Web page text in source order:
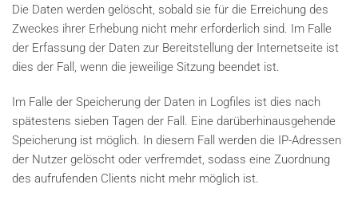
Die Daten werden gelöscht, sobald sie für die Erreichung des
Zweckes ihrer Erhebung nicht mehr erforderlich sind. Im Falle
der Erfassung der Daten zur Bereitstellung der Internetseite ist
dies der Fall, wenn die jeweilige Sitzung beendet ist.
Im Falle der Speicherung der Daten in Logfiles ist dies nach
spätestens sieben Tagen der Fall. Eine darüberhinausgehende
Speicherung ist möglich. In diesem Fall werden die IP-Adressen
der Nutzer gelöscht oder verfremdet, sodass eine Zuordnung
des aufrufenden Clients nicht mehr möglich ist.